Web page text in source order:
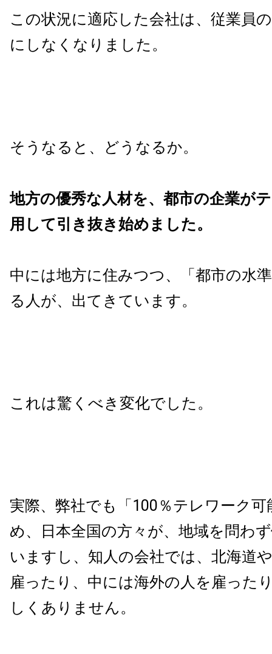
この状況に適応した会社は、従業員
にしなくなりました。
そうなると、どうなるか。
地方の優秀な人材を、都市の企業が
用して引き抜き始めました。
中には地方に住みつつ、「都市の水
る人が、出てきています。
これは驚くべき変化でした。
実際、弊社でも「100％テレワーク
め、日本全国の方々が、地域を問わ
いますし、知人の会社では、北海道
雇ったり、中には海外の人を雇った
しくありません。